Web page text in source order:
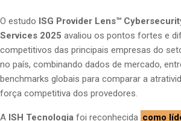
O estudo ISG Provider Lens™
Services 2025 avaliou os pontos fortes e
competitivos das principais empresas do
no país, combinando dados de mercado,
benchmarks globais para comparar a
força competitiva dos provedores.
A ISH Tecnologia foi reconhecida como